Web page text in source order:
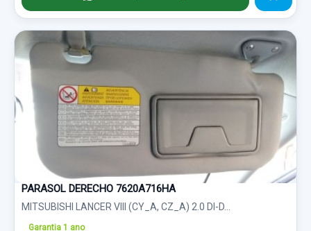
PARASOL DERECHO 7620A716HA
MITSUBISHI LANCER VIII (CY_A, CZ_A) 2.0 DI-D...
Garantia 1 ano